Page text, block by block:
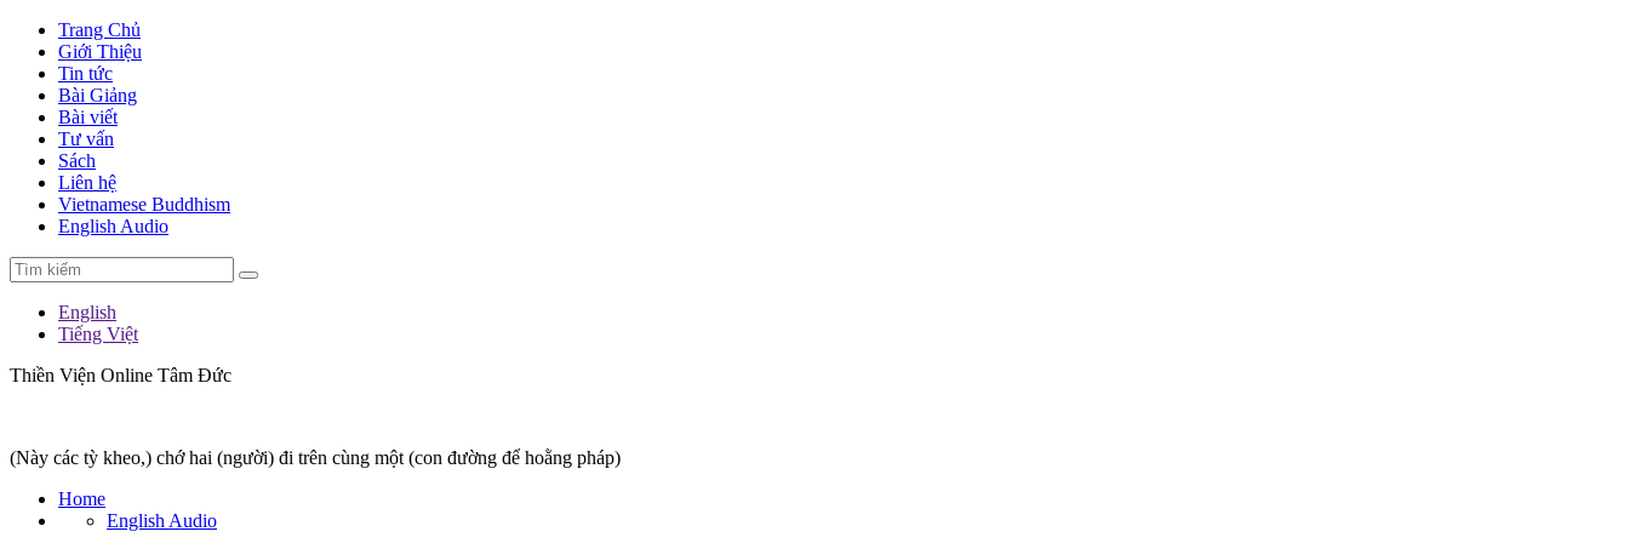
Trang Chủ
Giới Thiệu
Tin tức
Bài Giảng
Bài viết
Tư vấn
Sách
Liên hệ
Vietnamese Buddhism
English Audio
English
Tiếng Việt
Thiền Viện Online Tâm Đức
(Này các tỳ kheo,) chớ hai (người) đi trên cùng một (con đường để hoằng pháp)
Home
English Audio